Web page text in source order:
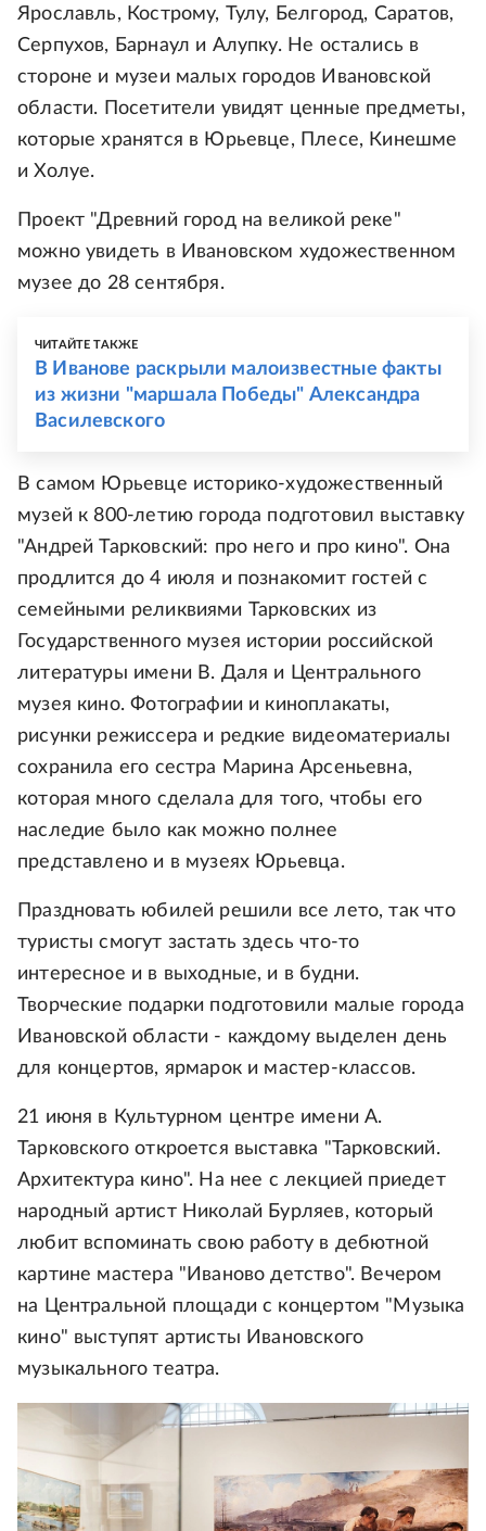
Ярославль, Кострому, Тулу, Белгород, Саратов,
Серпухов, Барнаул и Алупку. Не остались в
стороне и музеи малых городов Ивановской
области. Посетители увидят ценные предметы,
которые хранятся в Юрьевце, Плесе, Кинешме
и Холуе.
Проект "Древний город на великой реке"
можно увидеть в Ивановском художественном
музее до 28 сентября.
ЧИТАЙТЕ ТАКЖЕ
В Иванове раскрыли малоизвестные факты
из жизни "маршала Победы" Александра
Василевского
В самом Юрьевце историко-художественный
музей к 800-летию города подготовил выставку
"Андрей Тарковский: про него и про кино". Она
продлится до 4 июля и познакомит гостей с
семейными реликвиями Тарковских из
Государственного музея истории российской
литературы имени В. Даля и Центрального
музея кино. Фотографии и киноплакаты,
рисунки режиссера и редкие видеоматериалы
сохранила его сестра Марина Арсеньевна,
которая много сделала для того, чтобы его
наследие было как можно полнее
представлено и в музеях Юрьевца.
Праздновать юбилей решили все лето, так что
туристы смогут застать здесь что-то
интересное и в выходные, и в будни.
Творческие подарки подготовили малые города
Ивановской области - каждому выделен день
для концертов, ярмарок и мастер-классов.
21 июня в Культурном центре имени А.
Тарковского откроется выставка "Тарковский.
Архитектура кино". На нее с лекцией приедет
народный артист Николай Бурляев, который
любит вспоминать свою работу в дебютной
картине мастера "Иваново детство". Вечером
на Центральной площади с концертом "Музыка
кино" выступят артисты Ивановского
музыкального театра.